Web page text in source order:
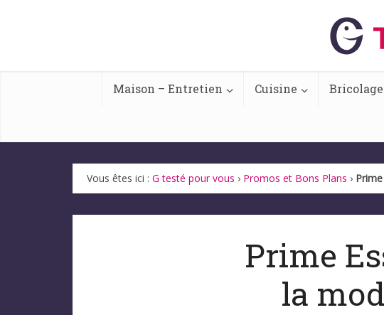
Maison – Entretien Cuisine
Vous êtes ici : G testé pour vous › Promos et Bons Plans ›
Prime
la